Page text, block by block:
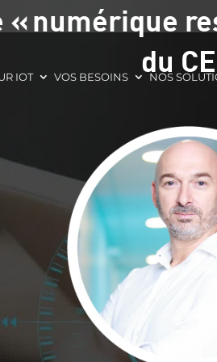
IOT VOS BESOINS NOS
numérique
du